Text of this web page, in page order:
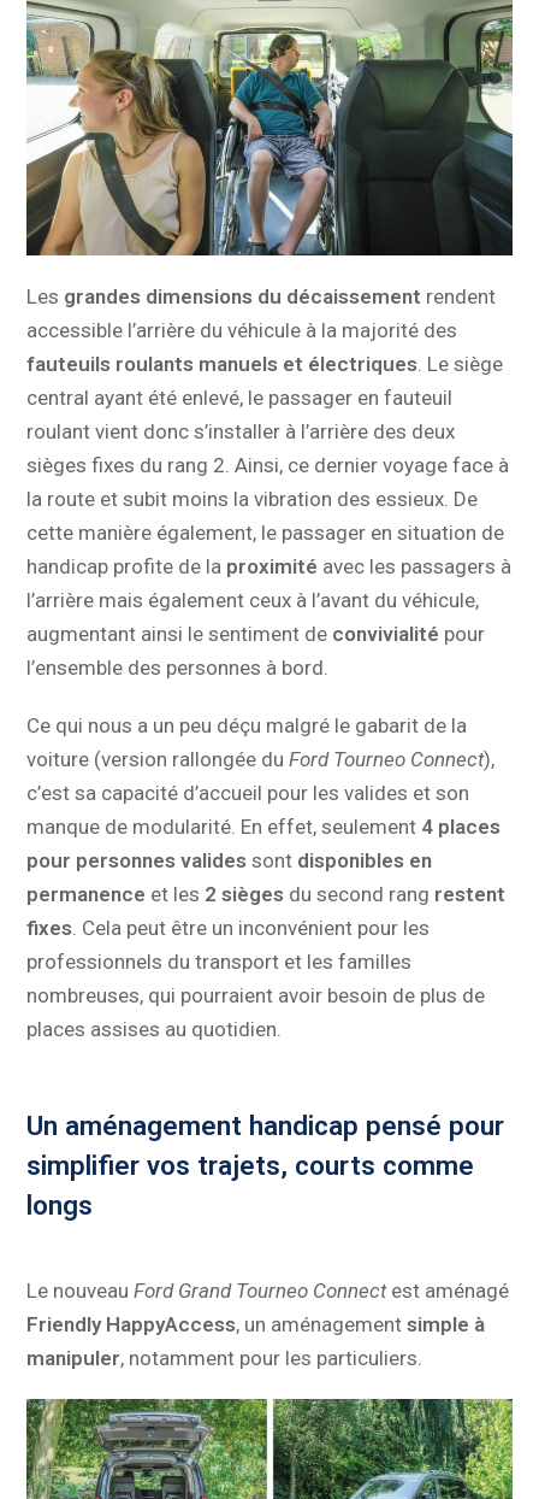
Les grandes dimensions du décaissement rendent
accessible l’arrière du véhicule à la majorité des
fauteuils roulants manuels et électriques. Le siège
central ayant été enlevé, le passager en fauteuil
roulant vient donc s’installer à l’arrière des deux
sièges fixes du rang 2. Ainsi, ce dernier voyage face à
la route et subit moins la vibration des essieux. De
cette manière également, le passager en situation de
handicap profite de la proximité avec les passagers à
l’arrière mais également ceux à l’avant du véhicule,
augmentant ainsi le sentiment de convivialité pour
l’ensemble des personnes à bord.
Ce qui nous a un peu déçu malgré le gabarit de la
voiture (version rallongée duFord Tourneo Connect),
c’est sa capacité d’accueil pour les valides et son
manque de modularité. En effet, seulement 4 places
pour personnes valides sont disponibles en
permanence et les 2 sièges du second rang restent
fixes. Cela peut être un inconvénient pour les
professionnels du transport et les familles
nombreuses, qui pourraient avoir besoin de plus de
places assises au quotidien.
Un aménagement handicap pensé pour
simplifier vos trajets, courts comme
longs
Le nouveauFord Grand Tourneo Connectest aménagé
Friendly HappyAccess, un aménagementsimple à
manipuler, notamment pour les particuliers.